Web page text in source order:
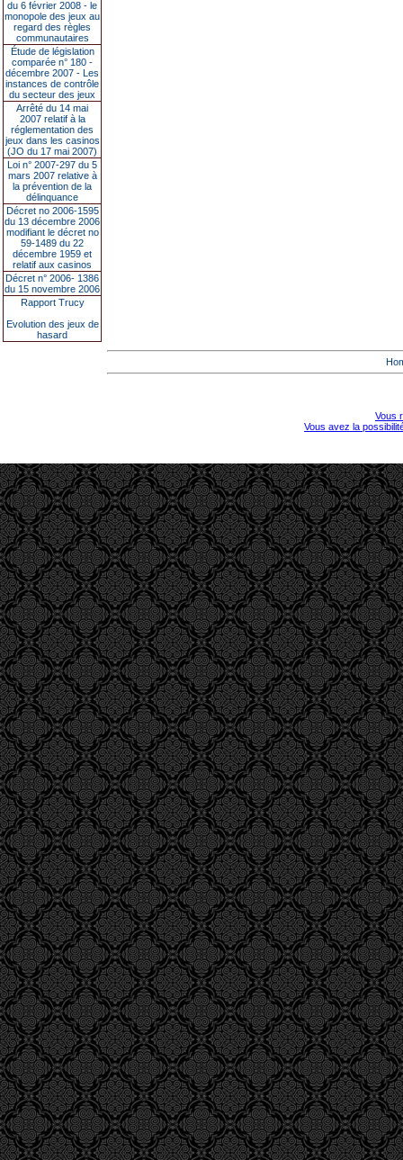
du 6 février 2008 - le
monopole des jeux au
regard des règles
communautaires
Étude de législation
comparée n° 180 -
décembre 2007 - Les
instances de contrôle
du secteur des jeux
Arrêté du 14 mai
2007 relatif à la
réglementation des
jeux dans les casinos
(JO du 17 mai 2007)
Loi n° 2007-297 du 5
mars 2007 relative à
la prévention de la
délinquance
Décret no 2006-1595
du 13 décembre 2006
modifiant le décret no
59-1489 du 22
décembre 1959 et
relatif aux casinos
Décret n° 2006- 1386
du 15 novembre 2006
Rapport Trucy
Evolution des jeux de
hasard
Vous
Vous avez la